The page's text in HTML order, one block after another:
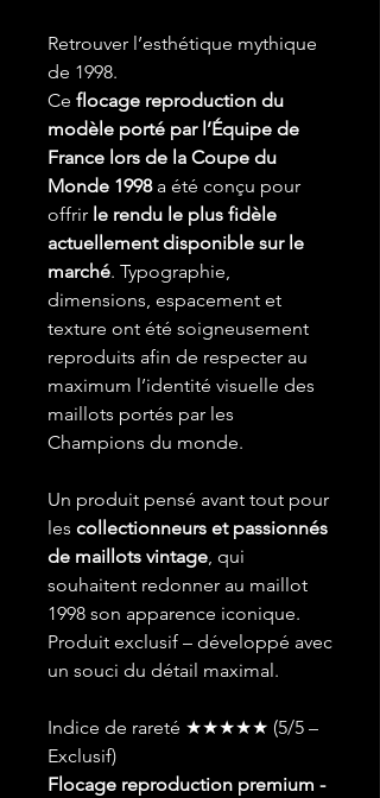
Retrouver l’esthétique mythique
de 1998.
Ce flocage reproduction du
modèle porté par l’Équipe de
France lors de la Coupe du
Monde 1998a été conçu pour
offrir le rendu le plus fidèle
actuellement disponible sur le
marché. Typographie,
dimensions, espacement et
texture ont été soigneusement
reproduits afin de respecter au
maximum l’identité visuelle des
maillots portés par les
Champions du monde.
Un produit pensé avant tout pour
les collectionneurs et passionnés
de maillots vintage, qui
souhaitent redonner au maillot
1998 son apparence iconique.
Produit exclusif – développé avec
un souci du détail maximal.
Indice de rareté ★★★★★ (5/5 –
Exclusif)
Flocage reproduction premium -